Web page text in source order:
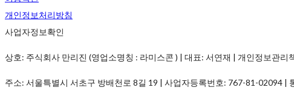
개인정보처리방침
사업자정보확인
상호: 주식회사 만리진 (영업소명칭 : 라미스콘 ) | 대표: 서연재 | 개인정보관
주소: 서울특별시 서초구 방배천로 8길 19 | 사업자등록번호: 767-81-02094 |